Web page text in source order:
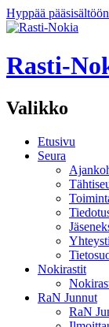
Hyppää pääsisältöön
Rasti-
Valikko
Etusivu
Seura
Nokirastit
RaN Junnut
RaN